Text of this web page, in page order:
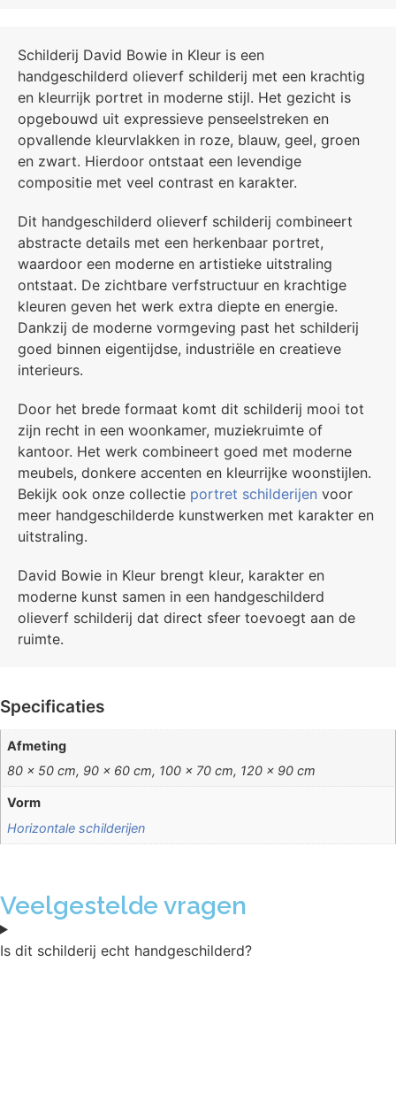
Schilderij David Bowie in Kleur is een
handgeschilderd olieverf schilderij met een krachtig
en kleurrijk portret in moderne stijl. Het gezicht is
opgebouwd uit expressieve penseelstreken en
opvallende kleurvlakken in roze, blauw, geel, groen
en zwart. Hierdoor ontstaat een levendige
compositie met veel contrast en karakter.
Dit handgeschilderd olieverf schilderij combineert
abstracte details met een herkenbaar portret,
waardoor een moderne en artistieke uitstraling
ontstaat. De zichtbare verfstructuur en krachtige
kleuren geven het werk extra diepte en energie.
Dankzij de moderne vormgeving past het schilderij
goed binnen eigentijdse, industriële en creatieve
interieurs.
Door het brede formaat komt dit schilderij mooi tot
zijn recht in een woonkamer, muziekruimte of
kantoor. Het werk combineert goed met moderne
meubels, donkere accenten en kleurrijke woonstijlen.
Bekijk ook onze collectie portret schilderijen voor
meer handgeschilderde kunstwerken met karakter en
uitstraling.
David Bowie in Kleur brengt kleur, karakter en
moderne kunst samen in een handgeschilderd
olieverf schilderij dat direct sfeer toevoegt aan de
ruimte.
Specificaties
Afmeting
80 x 50 cm, 90 x 60 cm, 100 x 70 cm, 120 x 90 cm
Vorm
Horizontale schilderijen
Veelgestelde vragen
Is dit schilderij echt handgeschilderd?